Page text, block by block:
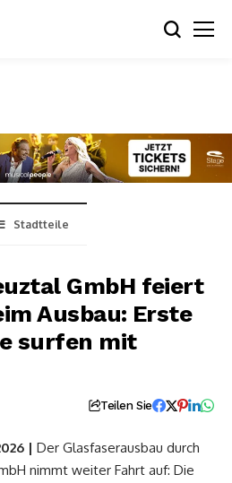
Stadtteile
GmbH feiert
Ausbau: Erste
surfen mit
Teilen Sie
| Der Glasfaserausbau durch
nimmt weiter Fahrt auf: Die